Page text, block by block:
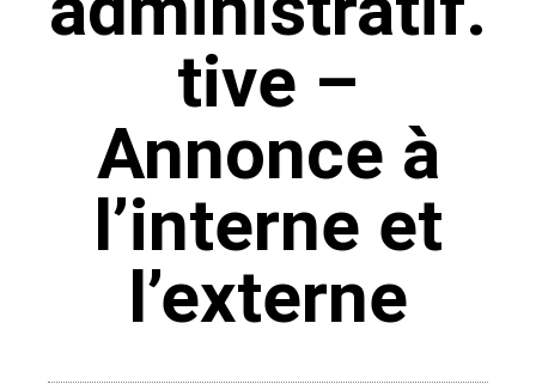
tive –
Annonce à
l’interne et
l’externe